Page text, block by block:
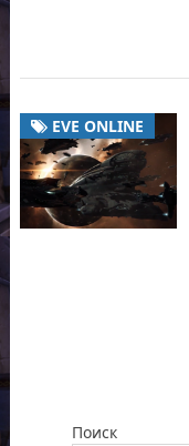
EVE ONLINE
Поиск